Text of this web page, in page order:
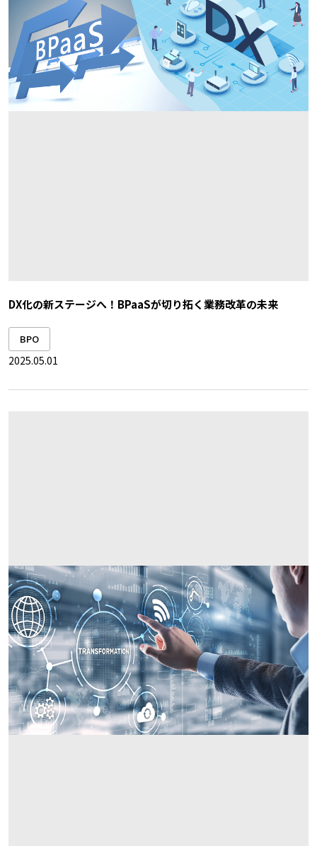
DX化の新ステージへ！BPaaSが切り拓く業務改革の未来
BPO
2025.05.01